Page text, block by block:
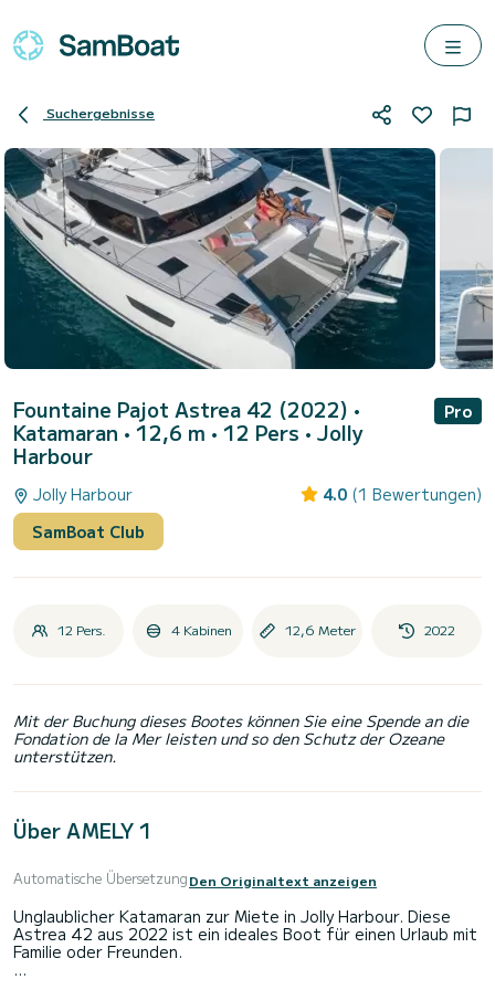
Suchergebnisse
Fountaine Pajot Astrea 42 (2022) •
Katamaran • 12,6 m • 12 Pers • Jolly
Harbour
Pro
Jolly Harbour 4.0 (1 Bewertungen)
SamBoat Club
12 Pers. 4 Kabinen 12,6 Meter 2022
Mit der Buchung dieses Bootes können Sie eine Spende an die
Fondation de la Mer leisten und so den Schutz der Ozeane
unterstützen.
Über AMELY 1
Automatische ÜbersetzungDen Originaltext anzeigen
Unglaublicher Katamaran zur Miete in Jolly Harbour. Diese
Astrea 42 aus 2022 ist ein ideales Boot für einen Urlaub mit
Familie oder Freunden.